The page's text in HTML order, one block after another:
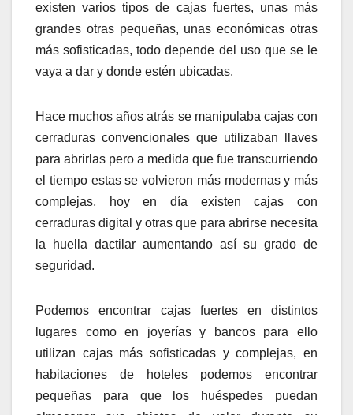
existen varios tipos de cajas fuertes, unas más
grandes otras pequeñas, unas económicas otras
más sofisticadas, todo depende del uso que se le
vaya a dar y donde estén ubicadas.
Hace muchos años atrás se manipulaba cajas con
cerraduras convencionales que utilizaban llaves
para abrirlas pero a medida que fue transcurriendo
el tiempo estas se volvieron más modernas y más
complejas, hoy en día existen cajas con
cerraduras digital y otras que para abrirse necesita
la huella dactilar aumentando así su grado de
seguridad.
Podemos encontrar cajas fuertes en distintos
lugares como en joyerías y bancos para ello
utilizan cajas más sofisticadas y complejas, en
habitaciones de hoteles podemos encontrar
pequeñas para que los huéspedes puedan